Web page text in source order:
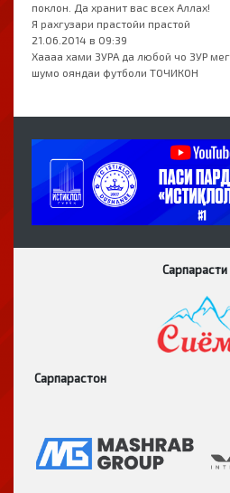
поклон. Да хранит вас всех Аллах!
Я рахгузари прастойи прастой
21.06.2014 в 09:39
Хаааа хами ЗУРА да любой чо ЗУР
шумо ояндаи футболи ТОЧИКОН
Сарпарасти
Сарпарастон